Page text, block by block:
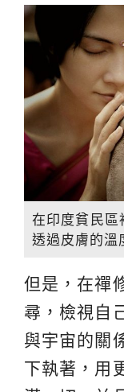
在印度貧民區
透過皮膚的溫
但是，在禪
尋，檢視自
與宇宙的關
下執著，用